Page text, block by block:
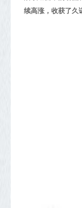
续高涨，收获了久